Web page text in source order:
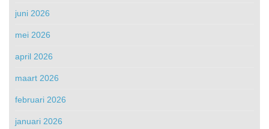
juni 2026
mei 2026
april 2026
maart 2026
februari 2026
januari 2026